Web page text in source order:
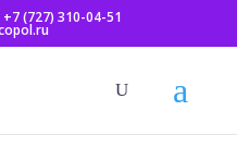
+7 (727) 310-04-51